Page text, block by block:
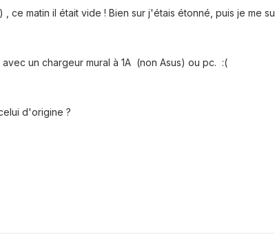
, ce matin il était vide ! Bien sur j'étais étonné, puis je me
un chargeur mural à 1A (non Asus) ou pc. :(
d'origine ?